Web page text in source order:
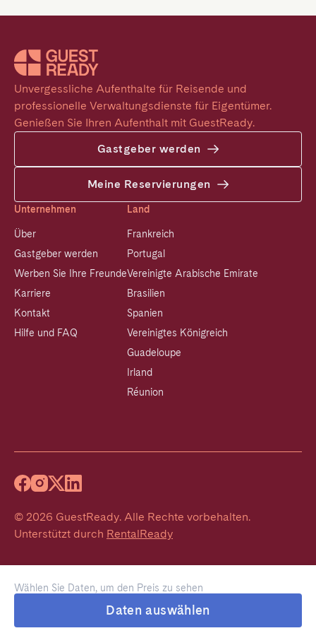
Wählen Sie Daten, um den Preis zu sehen
Daten auswählen
Unvergessliche Aufenthalte für Reisende und
professionelle Verwaltungsdienste für Eigentümer.
Genießen Sie Ihren Aufenthalt mit GuestReady.
Gastgeber werden
Meine Reservierungen
Unternehmen
Über
Gastgeber werden
Werben Sie Ihre Freunde
Karriere
Kontakt
Hilfe und FAQ
Land
Frankreich
Portugal
Vereinigte Arabische Emirate
Brasilien
Spanien
Vereinigtes Königreich
Guadeloupe
Irland
Réunion
© 2026 GuestReady. Alle Rechte vorbehalten.
Unterstützt durch RentalReady